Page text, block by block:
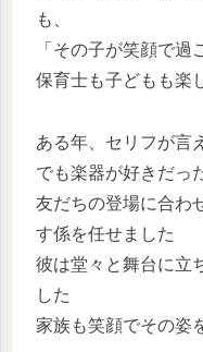
も、
「その子が笑顔で過
保育士も子どもも楽
ある年、セリフが言
でも楽器が好きだっ
友だちの登場に合わ
す係を任せました
彼は堂々と舞台に立
した
家族も笑顔でその姿